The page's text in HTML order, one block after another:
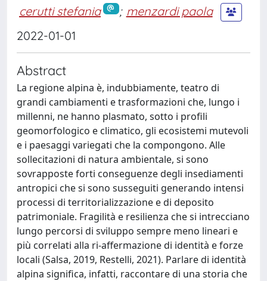
cerutti stefania ; menzardi paola
2022-01-01
Abstract
La regione alpina è, indubbiamente, teatro di
grandi cambiamenti e trasformazioni che, lungo i
millenni, ne hanno plasmato, sotto i profili
geomorfologico e climatico, gli ecosistemi mutevoli
e i paesaggi variegati che la compongono. Alle
sollecitazioni di natura ambientale, si sono
sovrapposte forti conseguenze degli insediamenti
antropici che si sono susseguiti generando intensi
processi di territorializzazione e di deposito
patrimoniale. Fragilità e resilienza che si intrecciano
lungo percorsi di sviluppo sempre meno lineari e
più correlati alla ri-affermazione di identità e forze
locali (Salsa, 2019, Restelli, 2021). Parlare di identità
alpina significa, infatti, raccontare di una storia che